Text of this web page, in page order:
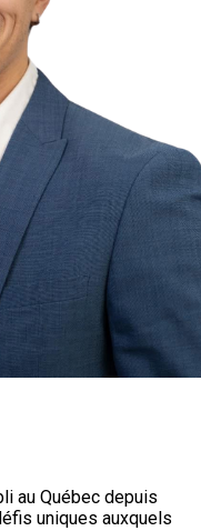
au Québec depuis
uniques auxquels